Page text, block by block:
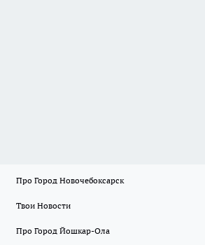
Про Город Новочебоксарск
Твои Новости
Про Город Йошкар-Ола